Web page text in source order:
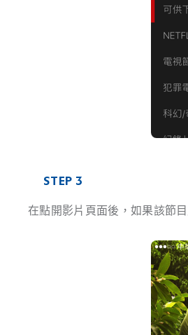
STEP 3
在點開影片頁面後，如果該節